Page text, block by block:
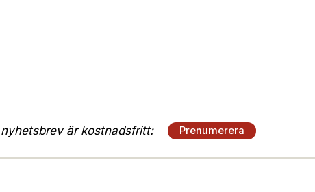
är kostnadsfritt: Prenumerera